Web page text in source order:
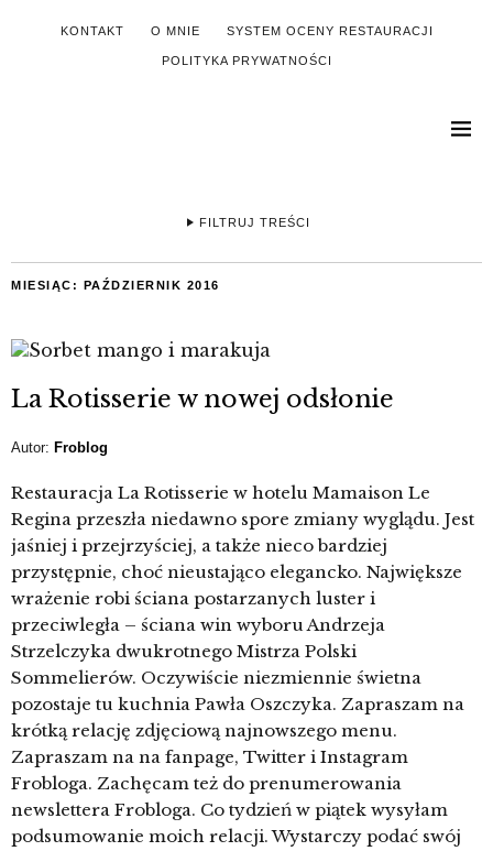
KONTAKT O MNIE SYSTEM OCENY RESTAURACJI
POLITYKA PRYWATNOŚCI
FILTRUJ TREŚCI
MIESIĄC: PAŹDZIERNIK 2016
La Rotisserie w nowej odsłonie
Autor: Froblog
Restauracja La Rotisserie w hotelu Mamaison Le
Regina przeszła niedawno spore zmiany wyglądu. Jest
jaśniej i przejrzyściej, a także nieco bardziej
przystępnie, choć nieustająco elegancko. Największe
wrażenie robi ściana postarzanych luster i
przeciwległa – ściana win wyboru Andrzeja
Strzelczyka dwukrotnego Mistrza Polski
Sommelierów. Oczywiście niezmiennie świetna
pozostaje tu kuchnia Pawła Oszczyka. Zapraszam na
krótką relację zdjęciową najnowszego menu.
Zapraszam na na fanpage, Twitter i Instagram
Frobloga. Zachęcam też do prenumerowania
newslettera Frobloga. Co tydzień w piątek wysyłam
podsumowanie moich relacji. Wystarczy podać swój